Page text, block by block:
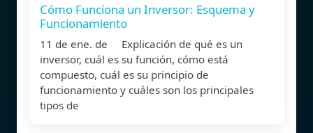
Cómo Funciona un Inversor: Esquema y
Funcionamiento
11 de ene. de Explicación de qué es un
inversor, cuál es su función, cómo está
compuesto, cuál es su principio de
funcionamiento y cuáles son los principales
tipos de